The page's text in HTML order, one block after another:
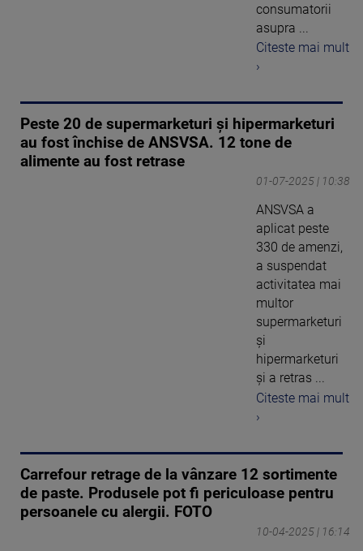
consumatorii
asupra ...
Citeste mai mult
›
Peste 20 de supermarketuri și hipermarketuri
au fost închise de ANSVSA. 12 tone de
alimente au fost retrase
01-07-2025 | 10:38
ANSVSA a
aplicat peste
330 de amenzi,
a suspendat
activitatea mai
multor
supermarketuri
și
hipermarketuri
și a retras ...
Citeste mai mult
›
Carrefour retrage de la vânzare 12 sortimente
de paste. Produsele pot fi periculoase pentru
persoanele cu alergii. FOTO
10-04-2025 | 16:14